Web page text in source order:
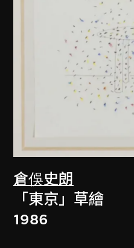
倉俁史朗
「東京」草繪
1986